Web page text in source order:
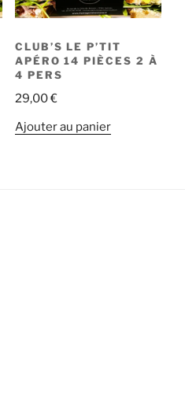
CLUB’S LE P’TIT
APÉRO 14 PIÈCES 2 À
4 PERS
29,00€
Ajouter au panier